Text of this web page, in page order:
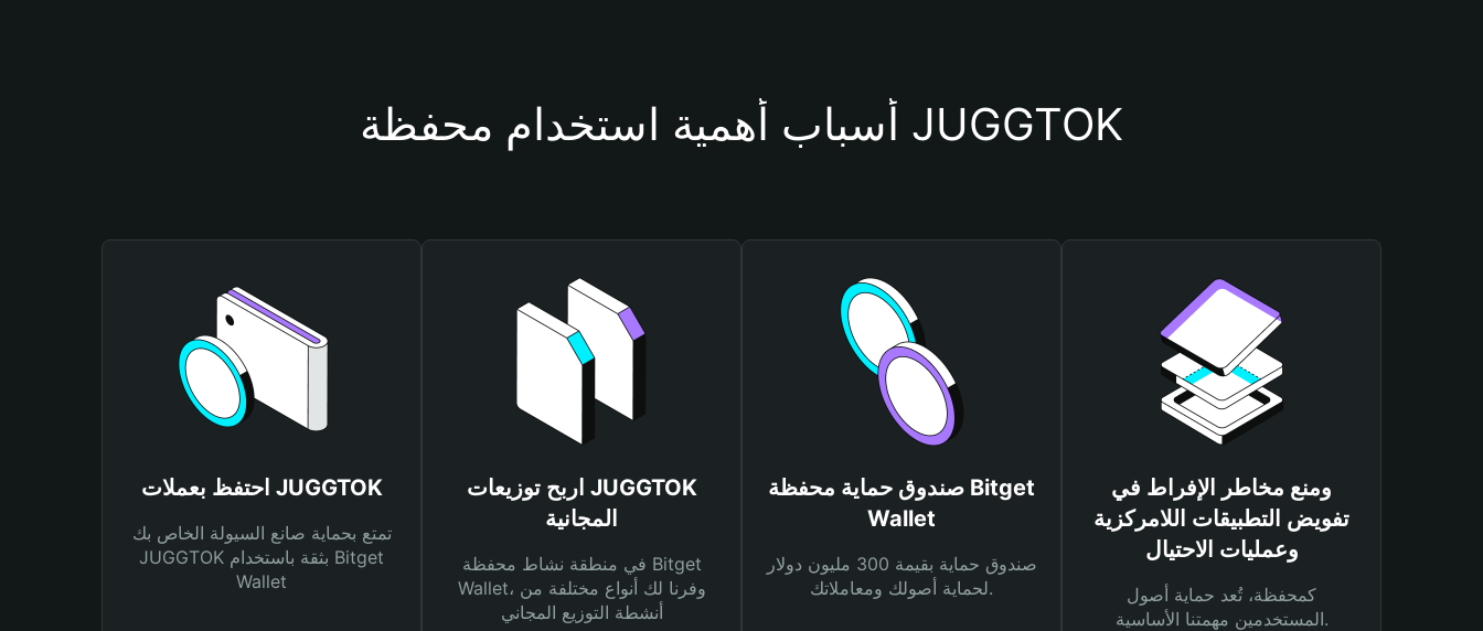
أسباب أهمية استخدام محفظة JUGGTOK
احتفظ بعملات JUGGTOK
تمتع بحماية صانع السيولة الخاص بك
JUGGTOK بثقة باستخدام Bitget
Wallet
اربح توزيعات JUGGTOK
المجانية
في منطقة نشاط محفظة Bitget
Wallet، وفرنا لك أنواع مختلفة من
أنشطة التوزيع المجاني
صندوق حماية محفظة Bitget
Wallet
صندوق حماية بقيمة 300 مليون دولار
لحماية أصولك ومعاملاتك.
ومنع مخاطر الإفراط في
تفويض التطبيقات اللامركزية
وعمليات الاحتيال
كمحفظة، تُعد حماية أصول
المستخدمين مهمتنا الأساسية.